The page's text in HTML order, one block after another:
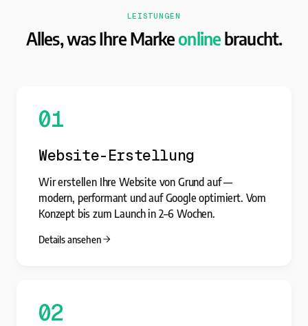
LEISTUNGEN
Alles, was Ihre Markeonlinebraucht.
01
Website-Erstellung
Wir erstellen Ihre Website von Grund auf —
modern, performant und auf Google optimiert. Vom
Konzept bis zum Launch in 2–6 Wochen.
Details ansehen
02